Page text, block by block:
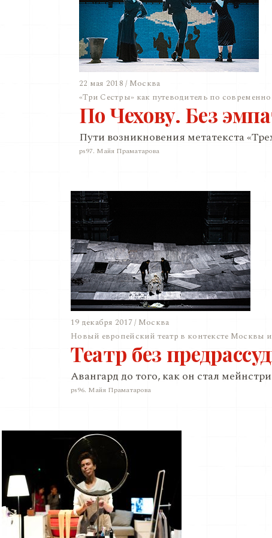
22 мая 2018 / Москва
«Три Сестры» как путеводитель по
По Чехову. Без
Пути возникновения метатекста
ps97. Майя Праматарова
19 декабря 2017 / Москва
Новый европейский театр в контексте Москвы и
Театр без
Авангард до того, как он стал
ps96. Майя Праматарова